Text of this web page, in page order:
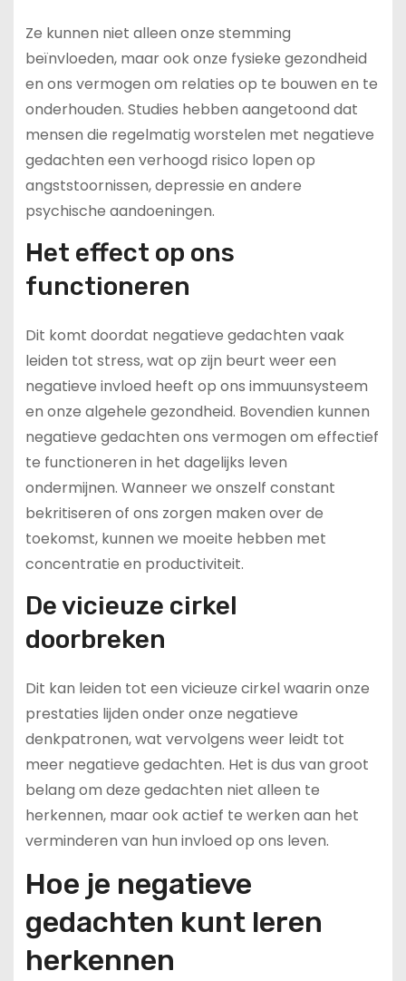
Ze kunnen niet alleen onze stemming
beïnvloeden, maar ook onze fysieke gezondheid
en ons vermogen om relaties op te bouwen en te
onderhouden. Studies hebben aangetoond dat
mensen die regelmatig worstelen met negatieve
gedachten een verhoogd risico lopen op
angststoornissen, depressie en andere
psychische aandoeningen.
Het effect op ons
functioneren
Dit komt doordat negatieve gedachten vaak
leiden tot stress, wat op zijn beurt weer een
negatieve invloed heeft op ons immuunsysteem
en onze algehele gezondheid. Bovendien kunnen
negatieve gedachten ons vermogen om effectief
te functioneren in het dagelijks leven
ondermijnen. Wanneer we onszelf constant
bekritiseren of ons zorgen maken over de
toekomst, kunnen we moeite hebben met
concentratie en productiviteit.
De vicieuze cirkel
doorbreken
Dit kan leiden tot een vicieuze cirkel waarin onze
prestaties lijden onder onze negatieve
denkpatronen, wat vervolgens weer leidt tot
meer negatieve gedachten. Het is dus van groot
belang om deze gedachten niet alleen te
herkennen, maar ook actief te werken aan het
verminderen van hun invloed op ons leven.
Hoe je negatieve
gedachten kunt leren
herkennen